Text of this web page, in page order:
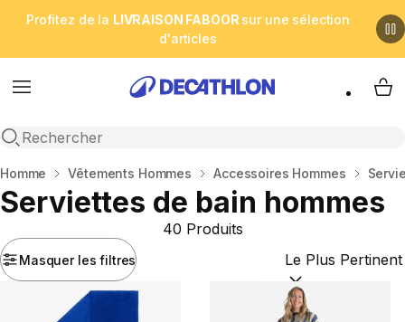
Profitez de la LIVRAISON FABOOR sur une sélection
d'articles
Menu
Open search
My
Accueil
Homme Vêtements Hommes Accessoires Hommes
Serviettes de bain hommes
Masquer les filtres
40 Produits
Trier par :